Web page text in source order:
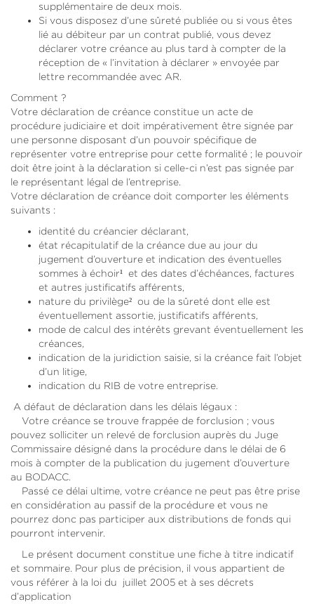
supplémentaire de deux mois.
Si vous disposez d’une sûreté publiée ou si vous êtes
lié au débiteur par un contrat publié, vous devez
déclarer votre créance au plus tard à compter de la
réception de « l’invitation à déclarer » envoyée par
lettre recommandée avec AR.
Comment ?
Votre déclaration de créance constitue un acte de
procédure judiciaire et doit impérativement être signée par
une personne disposant d’un pouvoir spécifique de
représenter votre entreprise pour cette formalité ; le pouvoir
doit être joint à la déclaration si celle-ci n’est pas signée par
le représentant légal de l’entreprise.
Votre déclaration de créance doit comporter les éléments
suivants :
identité du créancier déclarant,
état récapitulatif de la créance due au jour du
jugement d’ouverture et indication des éventuelles
sommes à échoir¹ et des dates d’échéances, factures
et autres justificatifs afférents,
nature du privilège² ou de la sûreté dont elle est
éventuellement assortie, justificatifs afférents,
mode de calcul des intérêts grevant éventuellement les
créances,
indication de la juridiction saisie, si la créance fait l’objet
d’un litige,
indication du RIB de votre entreprise.
A défaut de déclaration dans les délais légaux :
Votre créance se trouve frappée de forclusion ; vous
pouvez solliciter un relevé de forclusion auprès du Juge
Commissaire désigné dans la procédure dans le délai de 6
mois à compter de la publication du jugement d’ouverture
au BODACC.
Passé ce délai ultime, votre créance ne peut pas être prise
en considération au passif de la procédure et vous ne
pourrez donc pas participer aux distributions de fonds qui
pourront intervenir.
Le présent document constitue une fiche à titre indicatif
et sommaire. Pour plus de précision, il vous appartient de
vous référer à la loi du juillet 2005 et à ses décrets
d’application